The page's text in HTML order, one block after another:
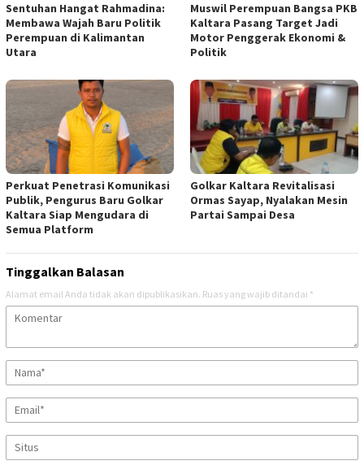
Sentuhan Hangat Rahmadina:
Membawa Wajah Baru Politik
Perempuan di Kalimantan
Utara
Muswil Perempuan Bangsa PKB
Kaltara Pasang Target Jadi
Motor Penggerak Ekonomi &
Politik
Perkuat Penetrasi Komunikasi
Publik, Pengurus Baru Golkar
Kaltara Siap Mengudara di
Semua Platform
Golkar Kaltara Revitalisasi
Ormas Sayap, Nyalakan Mesin
Partai Sampai Desa
Tinggalkan Balasan
Alamat email Anda tidak akan dipublikasikan. Ruas yang wajib ditandai *